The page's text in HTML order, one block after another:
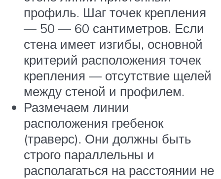
профиль. Шаг точек крепления
— 50 — 60 сантиметров. Если
стена имеет изгибы, основной
критерий расположения точек
крепления — отсутствие щелей
между стеной и профилем.
Размечаем линии
расположения гребенок
(траверс). Они должны быть
строго параллельны и
располагаться на расстоянии не